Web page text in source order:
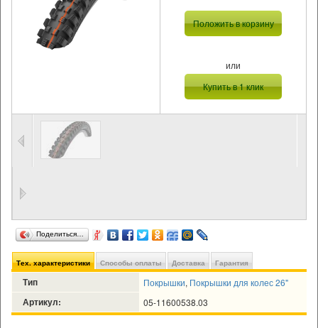
Положить в корзину
или
Купить в 1 клик
Поделиться…
Тех. характеристики Способы оплаты Доставка Гарантия
Тип Покрышки, Покрышки для колес 26"
Артикул: 05-11600538.03